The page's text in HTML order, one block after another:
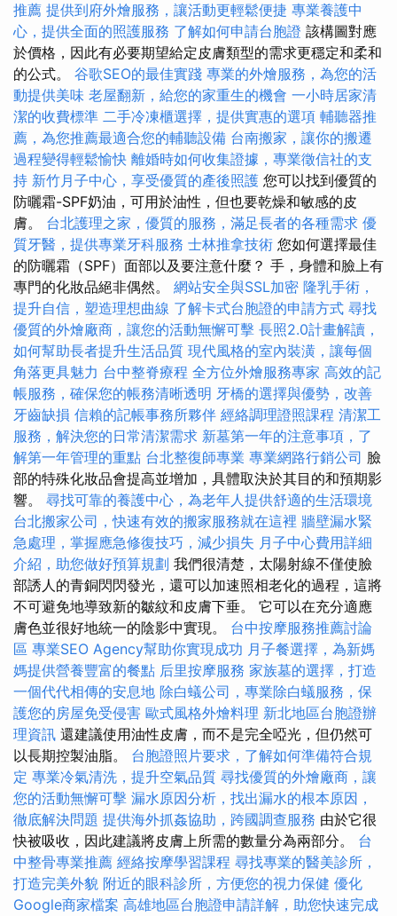
推薦 提供到府外燴服務，讓活動更輕鬆便捷 專業養護中
心，提供全面的照護服務 了解如何申請台胞證 該構圖對應
於價格，因此有必要期望給定皮膚類型的需求更穩定和柔和
的公式。 谷歌SEO的最佳實踐 專業的外燴服務，為您的活
動提供美味 老屋翻新，給您的家重生的機會 一小時居家清
潔的收費標準 二手冷凍櫃選擇，提供實惠的選項 輔聽器推
薦，為您推薦最適合您的輔聽設備 台南搬家，讓你的搬遷
過程變得輕鬆愉快 離婚時如何收集證據，專業徵信社的支
持 新竹月子中心，享受優質的產後照護 您可以找到優質的
防曬霜-SPF奶油，可用於油性，但也要乾燥和敏感的皮
膚。 台北護理之家，優質的服務，滿足長者的各種需求 優
質牙醫，提供專業牙科服務 士林推拿技術 您如何選擇最佳
的防曬霜（SPF）面部以及要注意什麼？ 手，身體和臉上有
專門的化妝品絕非偶然。 網站安全與SSL加密 隆乳手術，
提升自信，塑造理想曲線 了解卡式台胞證的申請方式 尋找
優質的外燴廠商，讓您的活動無懈可擊 長照2.0計畫解讀，
如何幫助長者提升生活品質 現代風格的室內裝潢，讓每個
角落更具魅力 台中整脊療程 全方位外燴服務專家 高效的記
帳服務，確保您的帳務清晰透明 牙橋的選擇與優勢，改善
牙齒缺損 信賴的記帳事務所夥伴 經絡調理證照課程 清潔工
服務，解決您的日常清潔需求 新墓第一年的注意事項，了
解第一年管理的重點 台北整復師專業 專業網路行銷公司 臉
部的特殊化妝品會提高並增加，具體取決於其目的和預期影
響。 尋找可靠的養護中心，為老年人提供舒適的生活環境
台北搬家公司，快速有效的搬家服務就在這裡 牆壁漏水緊
急處理，掌握應急修復技巧，減少損失 月子中心費用詳細
介紹，助您做好預算規劃 我們很清楚，太陽射線不僅使臉
部誘人的青銅閃閃發光，還可以加速照相老化的過程，這將
不可避免地導致新的皺紋和皮膚下垂。 它可以在充分適應
膚色並很好地統一的陰影中實現。 台中按摩服務推薦討論
區 專業SEO Agency幫助你實現成功 月子餐選擇，為新媽
媽提供營養豐富的餐點 后里按摩服務 家族墓的選擇，打造
一個代代相傳的安息地 除白蟻公司，專業除白蟻服務，保
護您的房屋免受侵害 歐式風格外燴料理 新北地區台胞證辦
理資訊 還建議使用油性皮膚，而不是完全啞光，但仍然可
以長期控製油脂。 台胞證照片要求，了解如何準備符合規
定 專業冷氣清洗，提升空氣品質 尋找優質的外燴廠商，讓
您的活動無懈可擊 漏水原因分析，找出漏水的根本原因，
徹底解決問題 提供海外抓姦協助，跨國調查服務 由於它很
快被吸收，因此建議將皮膚上所需的數量分為兩部分。 台
中整骨專業推薦 經絡按摩學習課程 尋找專業的醫美診所，
打造完美外貌 附近的眼科診所，方便您的視力保健 優化
Google商家檔案 高雄地區台胞證申請詳解，助您快速完成